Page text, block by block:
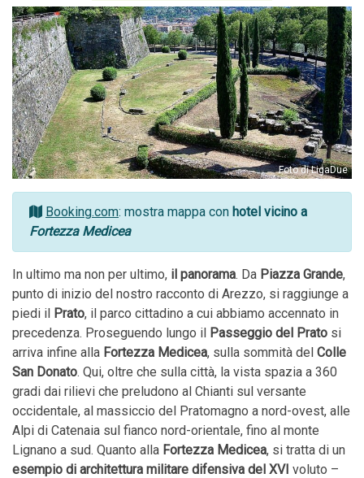
Foto di LigaDue
Booking.com: mostra mappa con hotel vicino a
Fortezza Medicea
In ultimo ma non per ultimo, il panorama. Da Piazza Grande,
punto di inizio del nostro racconto di Arezzo, si raggiunge a
piedi il Prato, il parco cittadino a cui abbiamo accennato in
precedenza. Proseguendo lungo il Passeggio del Prato si
arriva infine alla Fortezza Medicea, sulla sommità del Colle
San Donato. Qui, oltre che sulla città, la vista spazia a 360
gradi dai rilievi che preludono al Chianti sul versante
occidentale, al massiccio del Pratomagno a nord-ovest, alle
Alpi di Catenaia sul fianco nord-orientale, fino al monte
Lignano a sud. Quanto alla Fortezza Medicea, si tratta di un
esempio di architettura militare difensiva del XVI voluto –